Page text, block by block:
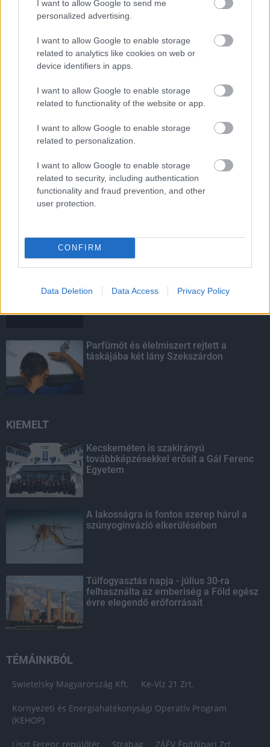
I want to allow Google to send me
personalized advertising.
I want to allow Google to enable storage
related to analytics like cookies on web or
device identifiers in apps.
I want to allow Google to enable storage
related to functionality of the website or app.
I want to allow Google to enable storage
related to personalization.
I want to allow Google to enable storage
related to security, including authentication
functionality and fraud prevention, and other
user protection.
CONFIRM
Data Deletion Data Access Privacy Policy
HIRDETÉS
HIRDETÉS
HIRDETÉS
LEGOLVASOTTABB
másodfokúra csökken a riasztás
Parfümöt és élelmiszert rejtett a
táskájába két lány Szekszárdon
KIEMELT
Kecskeméten is szakirányú
továbbképzésekkel erősít a Gál Ferenc
Egyetem
A lakosságra is fontos szerep hárul a
szúnyoginvázió elkerülésében
Túlfogyasztás napja - július 30-ra
felhasználta az emberiség a Föld egész
évre elegendő erőforrásait
TÉMÁINKBÓL
Swietelsky Magyarország Kft. Ke-Víz 21 Zrt.
Környezeti és Energiahatékonysági Operatív Program
(KEHOP)
Liszt Ferenc repülőtér Strabag ZÁÉV Építőipari Zrt.